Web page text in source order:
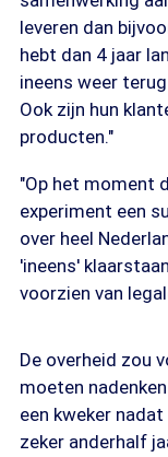
leveren dan
hebt dan 4 jaar
ineens weer
Ook zijn hun
producten."
"Op het moment
experiment een
over heel
'ineens'
voorzien van
De overheid zou
moeten
een kweker
zeker anderhalf